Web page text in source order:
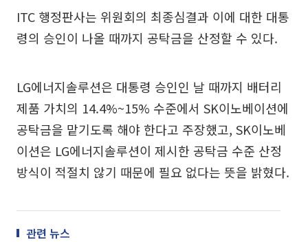
ITC 행정판사는 위원회의 최종심결과 이에 대한 대통
령의 승인이 나올 때까지 공탁금을 산정할 수 있다.
LG에너지솔루션은 대통령 승인인 날 때까지 배터리
제품 가치의 14.4%~15% 수준에서 SK이노베이션에
공탁금을 맡기도록 해야 한다고 주장했고, SK이노베
이션은 LG에너지솔루션이 제시한 공탁금 수준 산정
방식이 적절치 않기 때문에 필요 없다는 뜻을 밝혔다.
관련 뉴스